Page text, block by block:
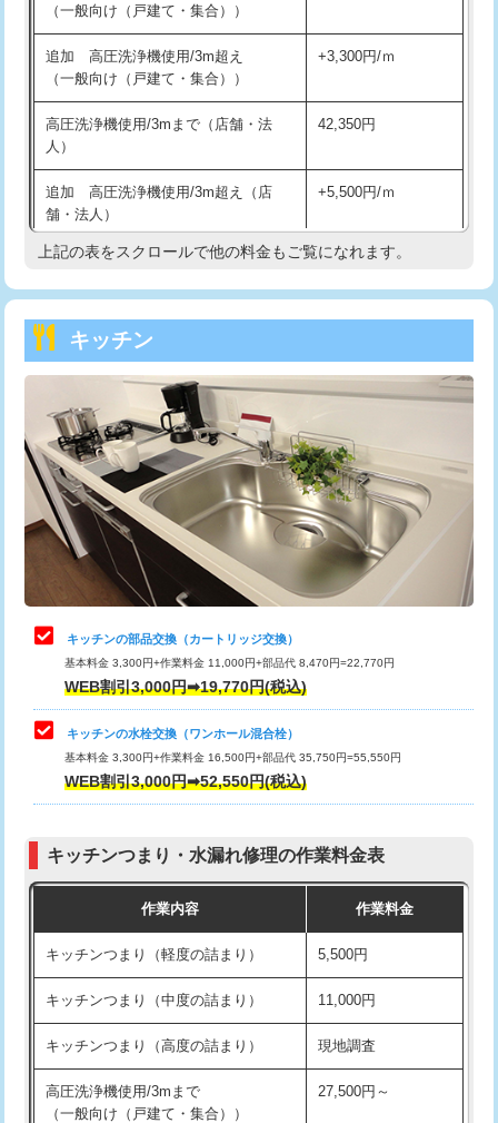
（P/S/ポップアップ））
交換・取付（その他部品） 11,000円+材料費
持込商品取付（単水栓） 13,200円
持込商品取付（混合水栓）
持込商品取付（浄水器・分岐水栓） 16,500円
持込商品取付（温水洗浄便座） 22,000円
持込商品取付（普通便座⇔温水洗浄便
22,000円
給水管工事※（ホール加工)
給水管工事※（バンド止め) 3,300円
給水管工事※（支持金具設置) 5,500円
給水管工事※（保温材使用（バンド止
め込み）)
5,500円
給水管工事※（土の掘削・埋め戻し作
11,000円
給水管工事※（塩ビ管（VP・HI）使
用/3ｍまで)
給水管工事※（塩ビ管（VP・HI）使
用（追加）/3ｍ超え)
給水管工事※（ライニング鋼管・銅
管・ポリ管・HT管使用/3ｍまで)
44,000円
管・ポリ管・HT管使用/3ｍ超え)
排水管工事（土の掘削・埋め戻し作
11,000円~
排水管工事（排水管工事/3ｍまで） 55,000円
排水管工事（追加 排水管工事/3ｍ超
+11,000円
マス交換（土の掘削・埋め戻し作業）
（一般向け（戸建て・集合））
追加 高圧洗浄機使用/3m超え
（一般向け（戸建て・集合））
+3,300円/ｍ
高圧洗浄機使用/3mまで（店舗・法
人）
42,350円
追加 高圧洗浄機使用/3m超え（店
舗・法人）
+5,500円/ｍ
高度高圧洗浄換 現地調査
トーラー機使用/3mまで
追加トーラー機使用/3m超え +3,300円
カメラ調査 33,000円
桝清掃 8,800円
止水・漏水調査・防水処理・清掃・修
理・調整・分解・加工など（軽作業）
11,000円
止水・漏水調査・防水処理・清掃・修
理・調整・分解・加工など（中作業）
22,000円
止水・漏水調査・防水処理・清掃・修
理・調整・分解・加工など（重作業）
33,000円
お風呂タンク脱着
その他部品の脱着
式・ワンホール）)
交換・取付(排水栓・排水トラップ
22,000円+材料費
上記の表をスクロールで他の料金もご覧になれます。
キッチン
キッチンの部品交換（カートリッジ交換）
基本料金 3,300円+作業料金 11,000円+部品代 8,470円=22,770円
WEB割引3,000円➡19,770円(税込)
キッチンの水栓交換（ワンホール混合栓）
基本料金 3,300円+作業料金 16,500円+部品代 35,750円=55,550円
WEB割引3,000円➡52,550円(税込)
キッチンつまり・水漏れ修理の作業料金表
作業内容 作業料金
キッチンつまり（軽度の詰まり） 5,500円
キッチンつまり（中度の詰まり） 11,000円
キッチンつまり（高度の詰まり） 現地調査
高圧洗浄機使用/3mまで
（一般向け（戸建て・集合））
27,500円～